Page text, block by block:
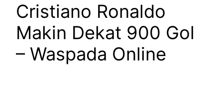
Cristiano Ronaldo
Makin Dekat 900 Gol
– Waspada Online